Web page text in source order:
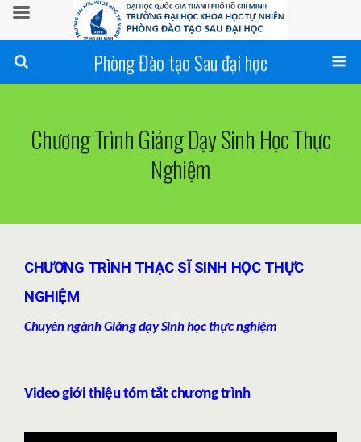
Phòng Đào tạo Sau đại học
Chương Trình Giảng Dạy Sinh Học Thực
Nghiệm
CHƯƠNG TRÌNH THẠC SĨ SINH HỌC THỰC
NGHIỆM
Chuyên ngành Giảng dạy Sinh học thực nghiệm
Video giới thiệu tóm tắt chương trình